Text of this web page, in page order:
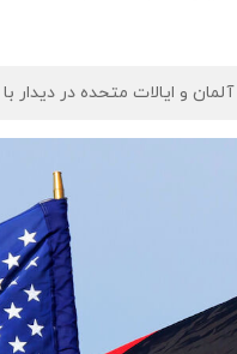
آلمان و ایالات متحده در